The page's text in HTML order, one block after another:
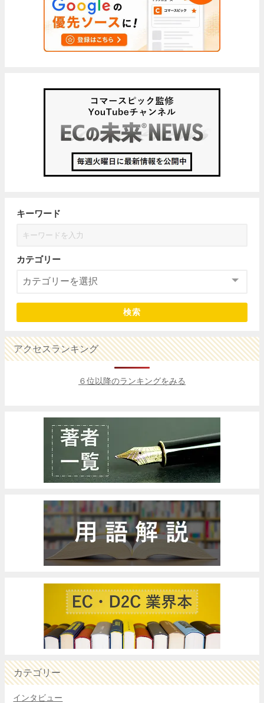
キーワード
カテゴリー
検索
アクセスランキング
６位以降のランキングをみる
カテゴリー
インタビュー